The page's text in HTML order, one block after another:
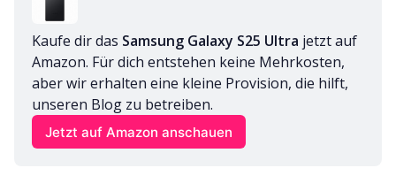
Kaufe dir das Samsung Galaxy S25 Ultra jetzt auf
Amazon. Für dich entstehen keine Mehrkosten,
aber wir erhalten eine kleine Provision, die hilft,
unseren Blog zu betreiben.
Jetzt auf Amazon anschauen